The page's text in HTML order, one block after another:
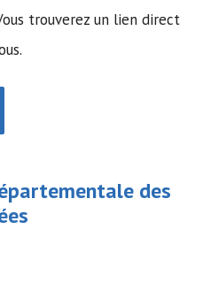
trouverez un lien direct
des